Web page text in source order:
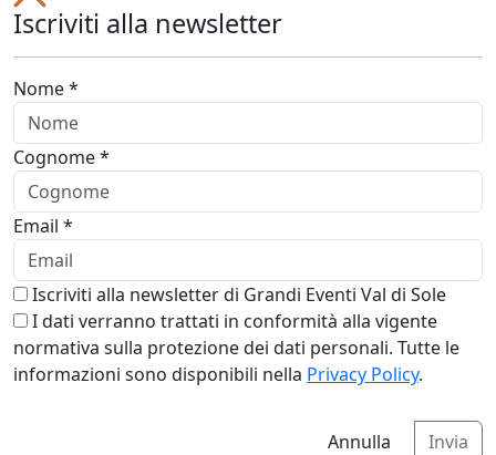
Iscriviti alla newsletter
Nome *
Cognome *
Email *
Iscriviti alla newsletter di Grandi Eventi Val di Sole
I dati verranno trattati in conformità alla vigente
normativa sulla protezione dei dati personali. Tutte le
informazioni sono disponibili nella Privacy Policy.
Annulla
Invia